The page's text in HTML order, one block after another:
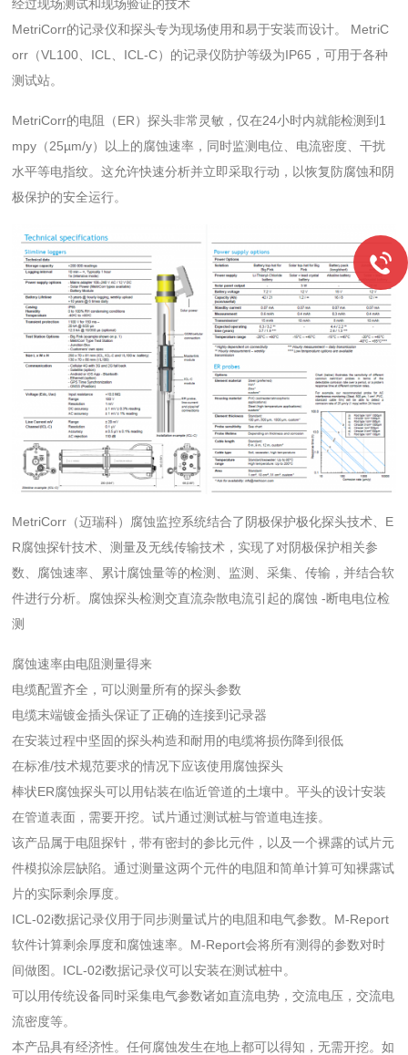
经过现场测试和现场验证的技术
MetriCorr的记录仪和探头专为现场使用和易于安装而设计。 MetriC
orr（VL100、ICL、ICL-C）的记录仪防护等级为IP65，可用于各种
测试站。
MetriCorr的电阻（ER）探头非常灵敏，仅在24小时内就能检测到1
mpy（25µm/y）以上的腐蚀速率，同时监测电位、电流密度、干扰
水平等电指纹。这允许快速分析并立即采取行动，以恢复防腐蚀和阴
极保护的安全运行。
MetriCorr（迈瑞科）腐蚀监控系统结合了阴极保护极化探头技术、E
R腐蚀探针技术、测量及无线传输技术，实现了对阴极保护相关参
数、腐蚀速率、累计腐蚀量等的检测、监测、采集、传输，并结合软
件进行分析。腐蚀探头检测交直流杂散电流引起的腐蚀 -断电电位检
测
腐蚀速率由电阻测量得来
电缆配置齐全，可以测量所有的探头参数
电缆末端镀金插头保证了正确的连接到记录器
在安装过程中坚固的探头构造和耐用的电缆将损伤降到很低
在标准/技术规范要求的情况下应该使用腐蚀探头
棒状ER腐蚀探头可以用钻装在临近管道的土壤中。平头的设计安装
在管道表面，需要开挖。试片通过测试桩与管道电连接。
该产品属于电阻探针，带有密封的参比元件，以及一个裸露的试片元
件模拟涂层缺陷。通过测量这两个元件的电阻和简单计算可知裸露试
片的实际剩余厚度。
ICL-02i数据记录仪用于同步测量试片的电阻和电气参数。M-Report
软件计算剩余厚度和腐蚀速率。M-Report会将所有测得的参数对时
间做图。ICL-02i数据记录仪可以安装在测试桩中。
可以用传统设备同时采集电气参数诸如直流电势，交流电压，交流电
流密度等。
本产品具有经济性。任何腐蚀发生在地上都可以得知，无需开挖。如